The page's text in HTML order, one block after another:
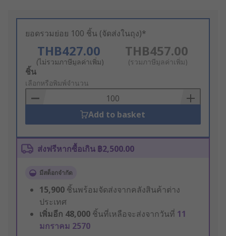
ยอดรวมย่อย 100 ชิ้น (จัดส่งในถุง)*
THB427.00
(ไม่รวมภาษีมูลค่าเพิ่ม)
THB457.00
(รวมภาษีมูลค่าเพิ่ม)
Add
to
Basket
ชิ้น
เลือกหรือพิมพ์จำนวน
Add to basket
ส่งฟรีหากซื้อเกิน ฿2,500.00
มีสต็อกจำกัด
15,900 ชิ้นพร้อมจัดส่งจากคลังสินค้าต่าง
ประเทศ
เพิ่มอีก 48,000 ชิ้นที่เหลือจะส่งจากวันที่ 11
มกราคม 2570